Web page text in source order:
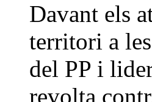
Davant els
territori a
del PP i
revolta